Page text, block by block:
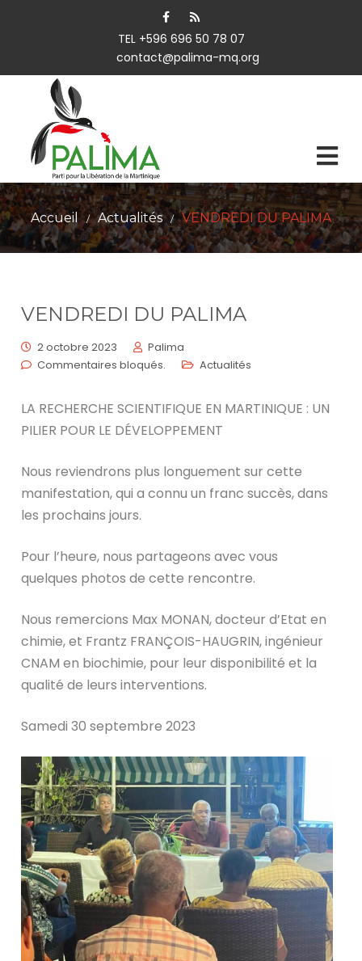
TEL +596 696 50 78 07
contact@palima-mq.org
Accueil / Actualités / VENDREDI DU PALIMA
VENDREDI DU PALIMA
2 octobre 2023
Palima
Commentaires bloqués.
Actualités
LA RECHERCHE SCIENTIFIQUE EN MARTINIQUE : UN
PILIER POUR LE DÉVELOPPEMENT
Nous reviendrons plus longuement sur cette
manifestation, qui aconnu un franc succès, dans
les prochains jours.
Pour l’heure, nous partageons avec vous
quelques photos de cette rencontre.
Nous remercions Max MONAN, docteur d’Etat en
chimie, et Frantz FRANÇOIS-HAUGRIN, ingénieur
CNAM en biochimie, pour leur disponibilité et la
qualité de leurs interventions.
Samedi 30 septembre 2023